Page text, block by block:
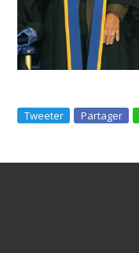
Tweeter Partager